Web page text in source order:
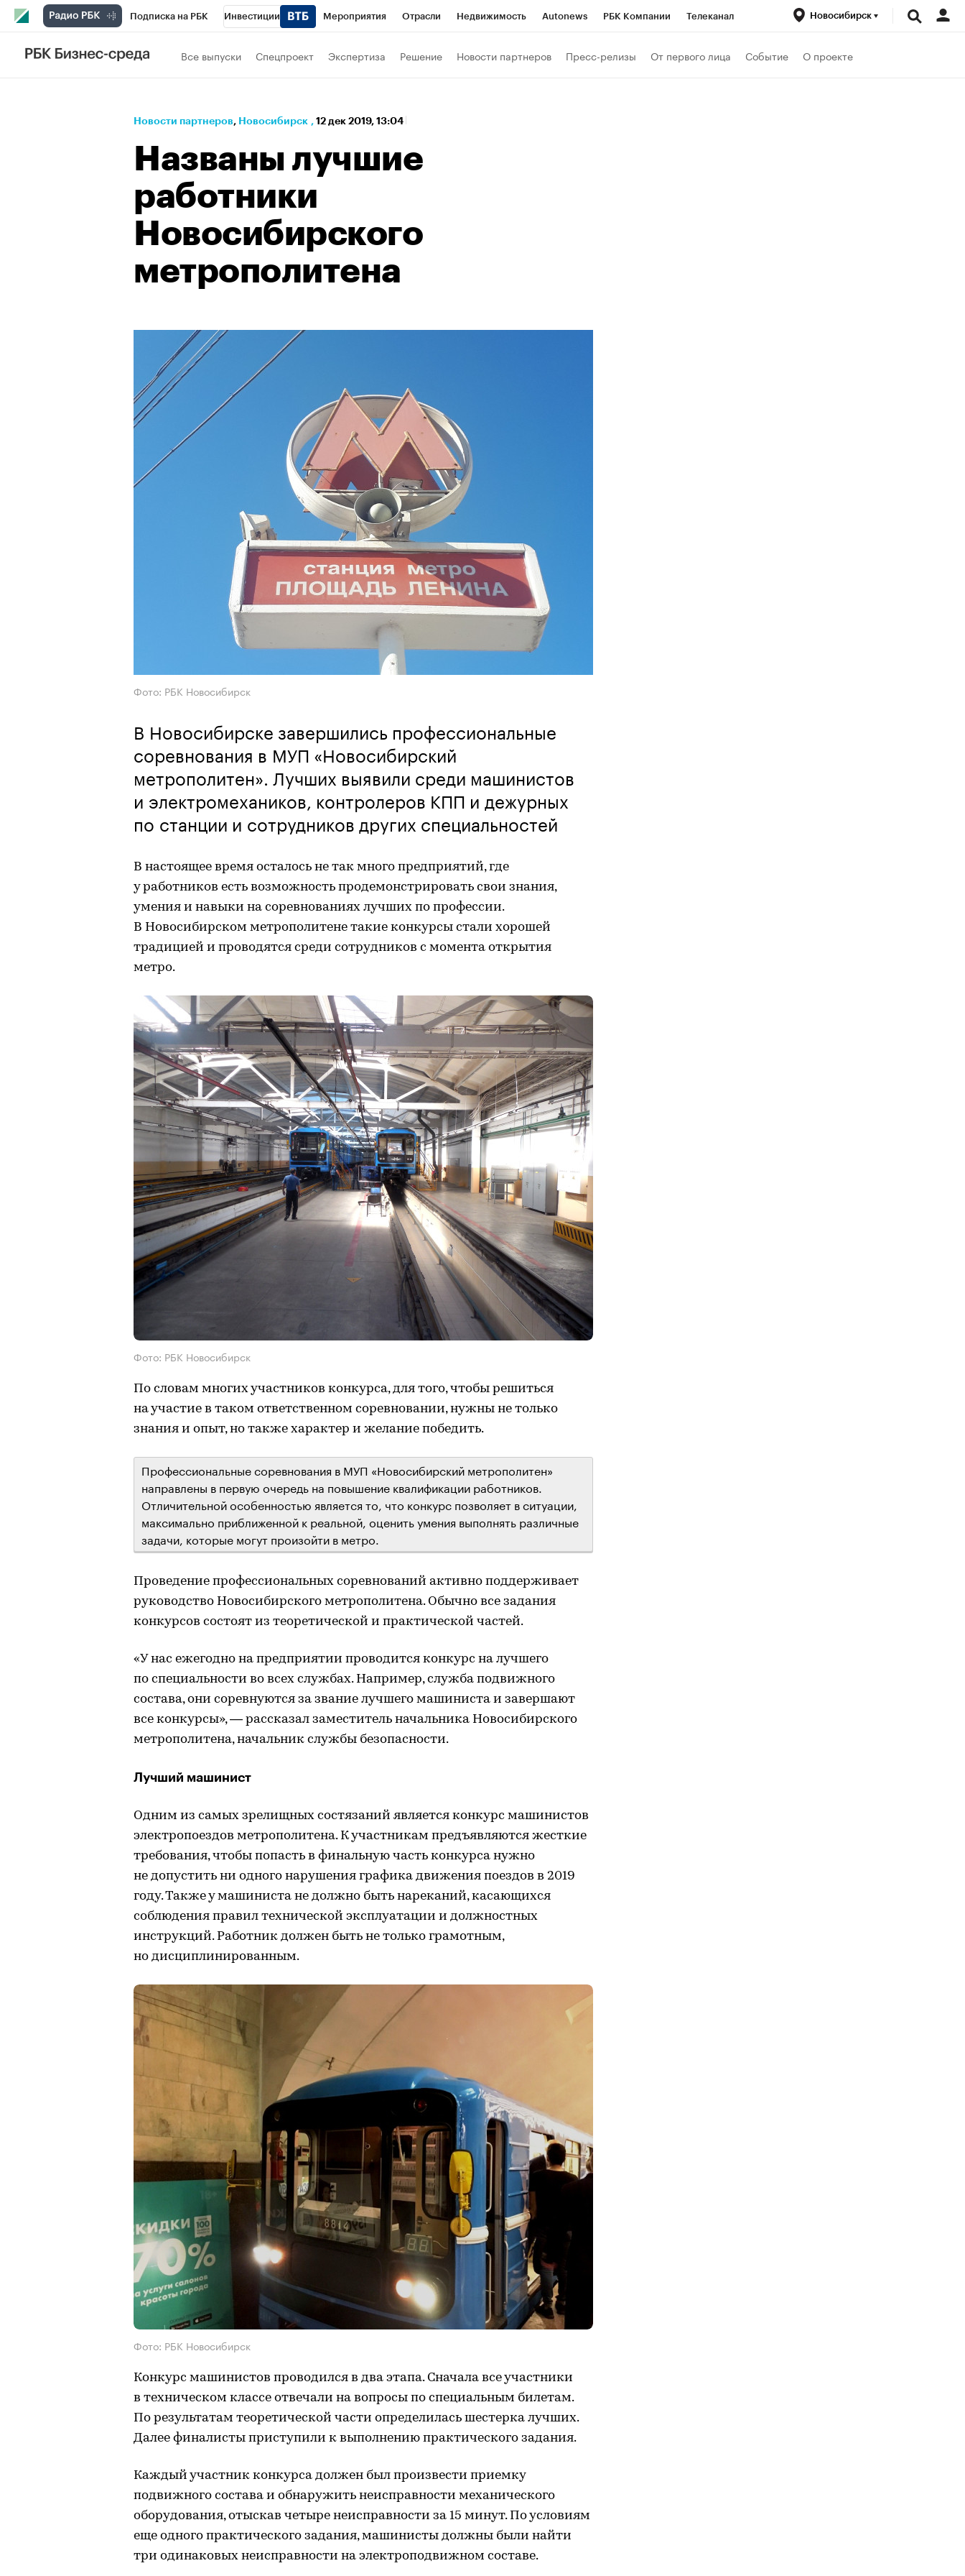
Подписка на РБК Инвестиции Мероприятия Отрасли Недвижимость Autonews РБК Компании Телеканал
РБК Вино
Политика
Новосибирск
Все выпуски Спецпроект Экспертиза Решение Новости партнеров Пресс-релизы От первого лица Событие О проекте
Новости партнеров⁠, Новосибирск , 12 дек 2019, 13:04
Названы лучшие
работники
Новосибирского
метрополитена
Фото: РБК Новосибирск
В Новосибирске завершились профессиональные
соревнования в МУП «Новосибирский
метрополитен». Лучших выявили среди машинистов
и электромехаников, контролеров КПП и дежурных
по станции и сотрудников других специальностей
В настоящее время осталось не так много предприятий, где
у работников есть возможность продемонстрировать свои знания,
умения и навыки на соревнованиях лучших по профессии.
В Новосибирском метрополитене такие конкурсы стали хорошей
традицией и проводятся среди сотрудников с момента открытия
метро.
Фото: РБК Новосибирск
По словам многих участников конкурса, для того, чтобы решиться
на участие в таком ответственном соревновании, нужны не только
знания и опыт, но также характер и желание победить.
Профессиональные соревнования в МУП «Новосибирский метрополитен»
направлены в первую очередь на повышение квалификации работников.
Отличительной особенностью является то, что конкурс позволяет в ситуации,
максимально приближенной к реальной, оценить умения выполнять различные
задачи, которые могут произойти в метро.
Проведение профессиональных соревнований активно поддерживает
руководство Новосибирского метрополитена. Обычно все задания
конкурсов состоят из теоретической и практической частей.
«У нас ежегодно на предприятии проводится конкурс на лучшего
по специальности во всех службах. Например, служба подвижного
состава, они соревнуются за звание лучшего машиниста и завершают
все конкурсы», — рассказал заместитель начальника Новосибирского
метрополитена, начальник службы безопасности.
Лучший машинист
Одним из самых зрелищных состязаний является конкурс машинистов
электропоездов метрополитена. К участникам предъявляются жесткие
требования, чтобы попасть в финальную часть конкурса нужно
не допустить ни одного нарушения графика движения поездов в 2019
году. Также у машиниста не должно быть нареканий, касающихся
соблюдения правил технической эксплуатации и должностных
инструкций. Работник должен быть не только грамотным,
но дисциплинированным.
Фото: РБК Новосибирск
Конкурс машинистов проводился в два этапа. Сначала все участники
в техническом классе отвечали на вопросы по специальным билетам.
По результатам теоретической части определилась шестерка лучших.
Далее финалисты приступили к выполнению практического задания.
Каждый участник конкурса должен был произвести приемку
подвижного состава и обнаружить неисправности механического
оборудования, отыскав четыре неисправности за 15 минут. По условиям
еще одного практического задания, машинисты должны были найти
три одинаковых неисправности на электроподвижном составе.